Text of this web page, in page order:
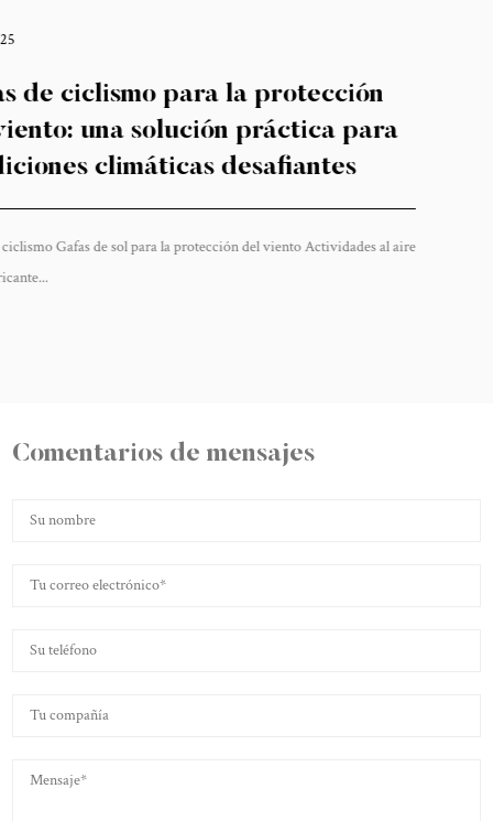
Cómo las gafas de ciclismo
protección del viento pueden
su experiencia en ciclismo
Gafas de ciclismo Gafas de sol para la protección del viento
Comentarios de mensajes